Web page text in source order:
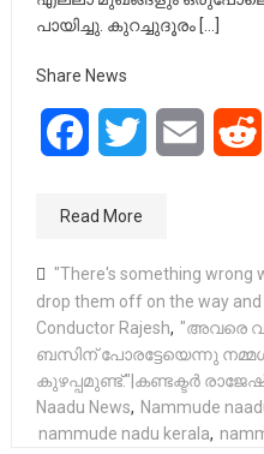
പായിച്ചു. കുറച്ചുദൂരം […]
Share News
FacebookTwitter Email
Read More
"There's something wrong
drop them off on the way and
Conductor Rajesh, "അവരെ
ബസിന് പോരട്ടേയെന്നു
കുഴപ്പമുണ്ട്."|കണ്ടക്ടർ
Naadu News, Nammude
nammude nadu kerala,